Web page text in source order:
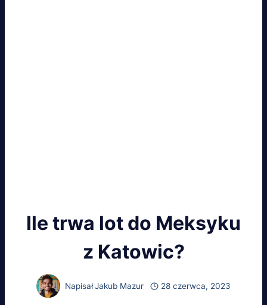
Ile trwa lot do Meksyku
z Katowic?
NapisałJakub Mazur 28 czerwca, 2023